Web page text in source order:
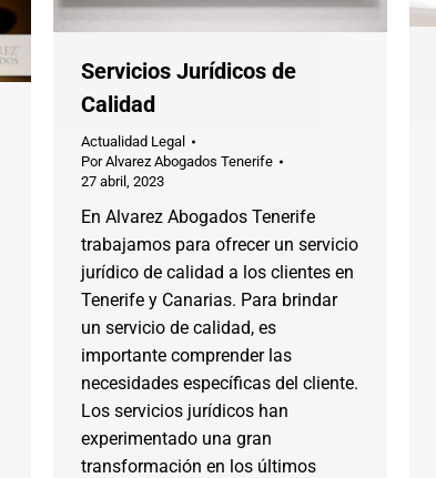
Servicios Jurídicos de
Calidad
Actualidad Legal
PorAlvarez Abogados Tenerife
27 abril, 2023
En Alvarez Abogados Tenerife
trabajamos para ofrecer un servicio
jurídico de calidad a los clientes en
Tenerife y Canarias. Para brindar
un servicio de calidad, es
importante comprender las
necesidades específicas del cliente.
Los servicios jurídicos han
experimentado una gran
transformación en los últimos